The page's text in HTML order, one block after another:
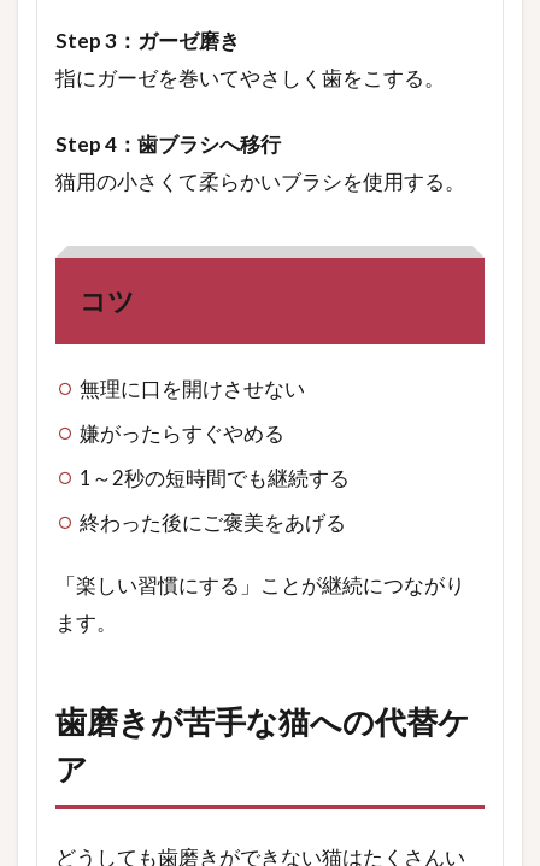
Step 3：ガーゼ磨き
指にガーゼを巻いてやさしく歯をこする。
Step 4：歯ブラシへ移行
猫用の小さくて柔らかいブラシを使用する。
コツ
無理に口を開けさせない
嫌がったらすぐやめる
1～2秒の短時間でも継続する
終わった後にご褒美をあげる
「楽しい習慣にする」ことが継続につながり
ます。
歯磨きが苦手な猫への代替ケ
ア
どうしても歯磨きができない猫はたくさんい